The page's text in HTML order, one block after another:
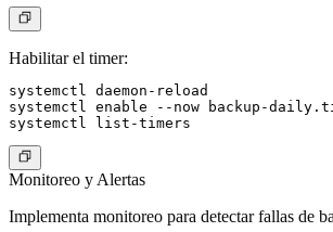
Habilitar el timer:
systemctl daemon-reload
systemctl enable --now backup-
Monitoreo y Alertas
Implementa monitoreo para detectar fallas de